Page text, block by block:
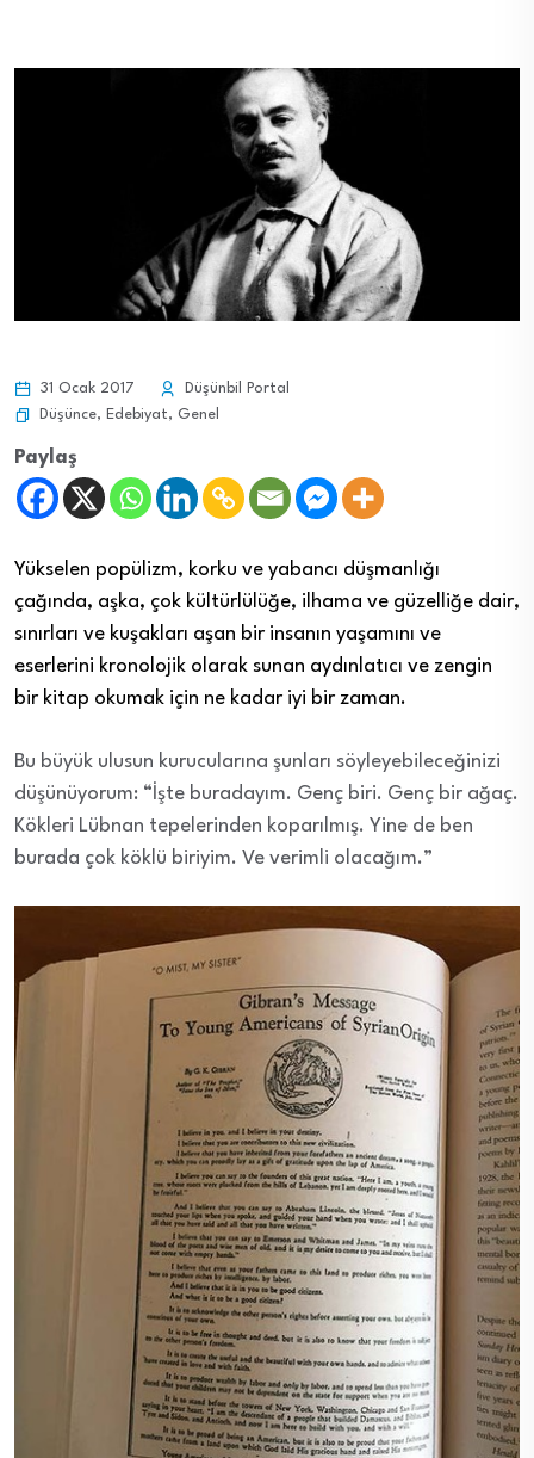
31 Ocak 2017
Düşünbil Portal
Düşünce, Edebiyat, Genel
Paylaş
Yükselen popülizm, korku ve yabancı düşmanlığı
çağında, aşka, çok kültürlülüğe, ilhama ve güzelliğe dair,
sınırları ve kuşakları aşan bir insanın yaşamını ve
eserlerini kronolojik olarak sunan aydınlatıcı ve zengin
bir kitap okumak için ne kadar iyi bir zaman.
Bu büyük ulusun kurucularına şunları söyleyebileceğinizi
düşünüyorum: “İşte buradayım. Genç biri. Genç bir ağaç.
Kökleri Lübnan tepelerinden koparılmış. Yine de ben
burada çok köklü biriyim. Ve verimli olacağım.”